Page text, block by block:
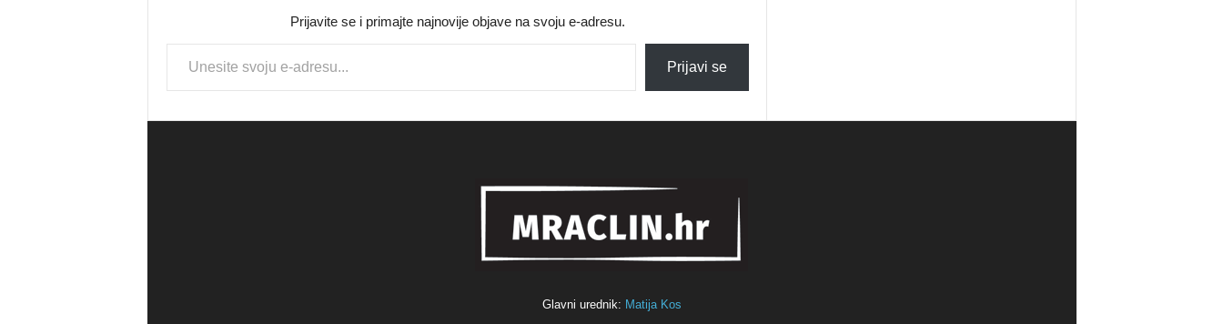
Prijavite se i primajte najnovije objave na svoju e-adresu.
Type your email…
Prijavi se
Glavni urednik: Matija Kos